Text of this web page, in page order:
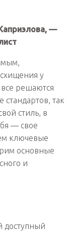
—
у
решаются
стандартов, так
стиль, в
— свое
ключевые
основные
и
доступный